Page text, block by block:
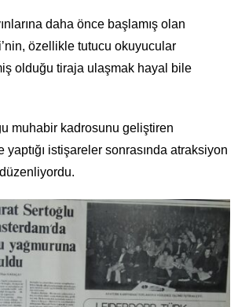
daha önce başlamış olan
özellikle tutucu okuyucular
olduğu tiraja ulaşmak hayal bile
muhabir kadrosunu geliştiren
yaptığı istişareler sonrasında atraksiyon